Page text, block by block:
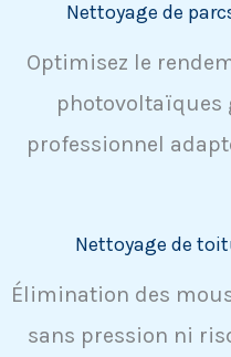
Nettoyage de
Optimisez le
photovoltaïques
professionnel
Nettoyage de
Élimination des
sans pression ni